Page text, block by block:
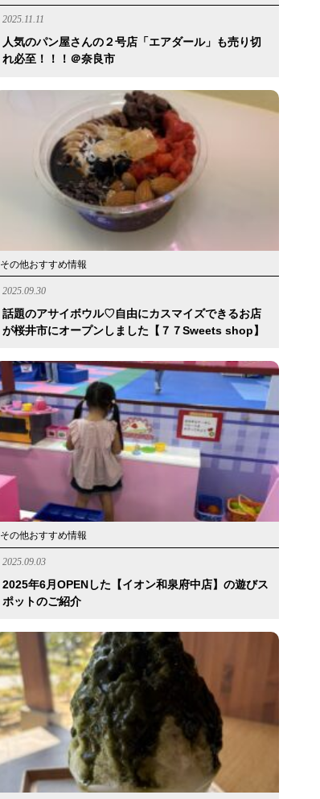
2025.11.11
人気のパン屋さんの２号店「エアダール」も売り切
れ必至！！！＠奈良市
その他おすすめ情報
2025.09.30
話題のアサイボウル♡自由にカスマイズできるお店
が桜井市にオープンしました【７７Sweets shop】
その他おすすめ情報
2025.09.03
2025年6月OPENした【イオン和泉府中店】の遊びス
ポットのご紹介